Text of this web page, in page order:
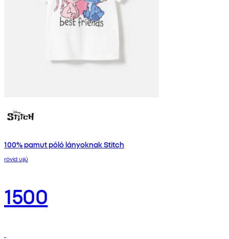
100% pamut póló lányoknak Stitch
rövid ujjú
1500